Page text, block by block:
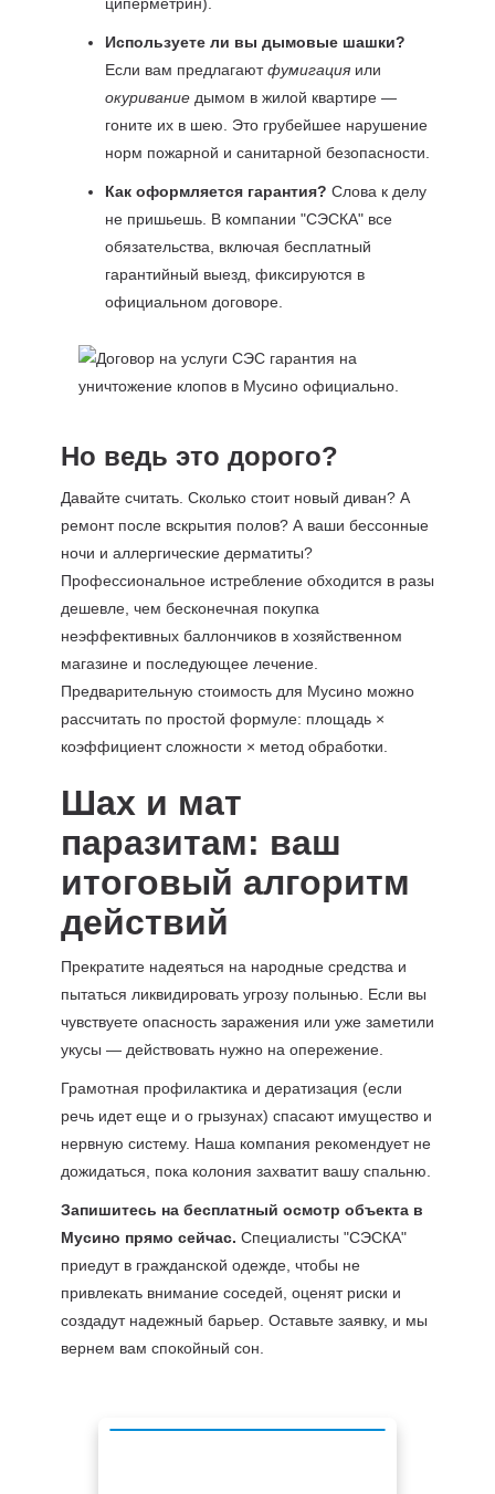
Используете ли вы дымовые шашки?
Если вам предлагаютфумигацияили
окуриваниедымом в жилой квартире —
гоните их в шею. Это грубейшее нарушение
норм пожарной и санитарной безопасности.
Как оформляется гарантия? Слова к делу
не пришьешь. В компании "СЭСКА" все
обязательства, включая бесплатный
гарантийный выезд, фиксируются в
официальном договоре.
Но ведь это дорого?
Давайте считать. Сколько стоит новый диван? А
ремонт после вскрытия полов? А ваши бессонные
ночи и аллергические дерматиты?
Профессиональное истребление обходится в разы
дешевле, чем бесконечная покупка
неэффективных баллончиков в хозяйственном
магазине и последующее лечение.
Предварительную стоимость для Мусино можно
рассчитать по простой формуле: площадь ×
коэффициент сложности × метод обработки.
Шах и мат
паразитам: ваш
итоговый алгоритм
действий
Прекратите надеяться на народные средства и
пытаться ликвидировать угрозу полынью. Если вы
чувствуете опасность заражения или уже заметили
укусы — действовать нужно на опережение.
Грамотная профилактика и дератизация (если
речь идет еще и о грызунах) спасают имущество и
нервную систему. Наша компания рекомендует не
дожидаться, пока колония захватит вашу спальню.
Запишитесь на бесплатный осмотр объекта в
Мусино прямо сейчас. Специалисты "СЭСКА"
приедут в гражданской одежде, чтобы не
привлекать внимание соседей, оценят риски и
создадут надежный барьер. Оставьте заявку, и мы
вернем вам спокойный сон.